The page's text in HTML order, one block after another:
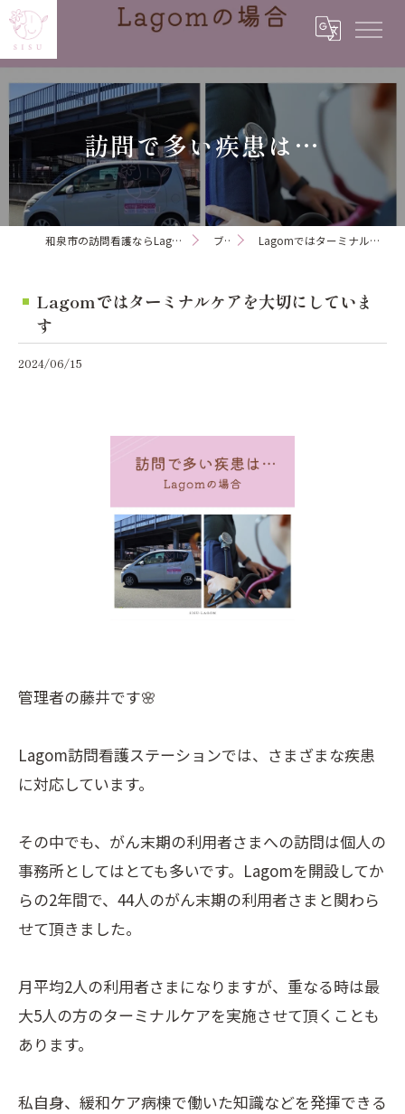
訪問で多い疾患は…
和泉市の訪問看護ならLagom訪問看護ステーション ブログ Lagomではターミナルケアを大切にしています
Lagomではターミナルケアを大切にしていま
す
2024/06/15
管理者の藤井です🌸
Lagom訪問看護ステーションでは、さまざまな疾患
に対応しています。
その中でも、がん末期の利用者さまへの訪問は個人の
事務所としてはとても多いです。Lagomを開設してか
らの2年間で、44人のがん末期の利用者さまと関わら
せて頂きました。
月平均2人の利用者さまになりますが、重なる時は最
大5人の方のターミナルケアを実施させて頂くことも
あります。
私自身、緩和ケア病棟で働いた知識などを発揮できる